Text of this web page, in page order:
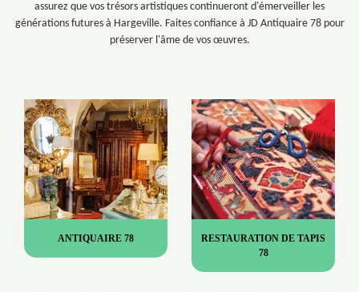
assurez que vos trésors artistiques continueront d'émerveiller les
générations futures à Hargeville. Faites confiance à JD Antiquaire 78 pour
préserver l'âme de vos œuvres.
ANTIQUAIRE 78
RESTAURATION DE TAPIS
78